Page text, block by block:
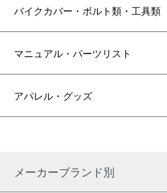
バイクカバー・ボルト類・工具類
マニュアル・パーツリスト
アパレル・グッズ
メーカーブランド別